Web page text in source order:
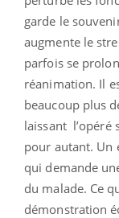
garde le
augmente le
parfois se
réanimation. Il
beaucoup plus
laissant l’opéré
pour autant. Un
qui demande
du malade. Ce
démonstration